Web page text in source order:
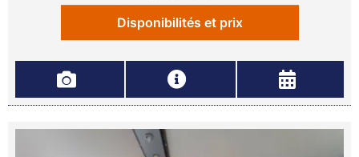
Disponibilités et prix